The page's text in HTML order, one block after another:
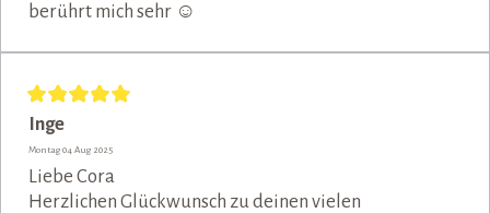
berührt mich sehr ☺️
Inge
Montag 04 Aug 2025
Liebe Cora
Herzlichen Glückwunsch zu deinen vielen